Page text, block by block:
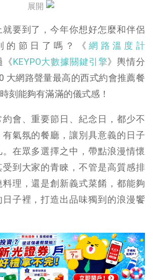
晌
排
展開
要到了，今年你想好怎麼和伴侶
的節日了嗎？《網路溫度計
《KEYPO大數據關鍵引擎》輿情分
大網路聲量最高的西式約會推薦餐
刻能夠有滿滿的儀式感！
會、重要節日、紀念日，都少不
氣氛的餐廳，讓別具意義的日子
在眾多選擇之中，帶點浪漫情懷
到大家的青睞，不管是高質感排
理，還是創新義式菜餚，都能夠
子裡，打造出品味獨到的浪漫饗